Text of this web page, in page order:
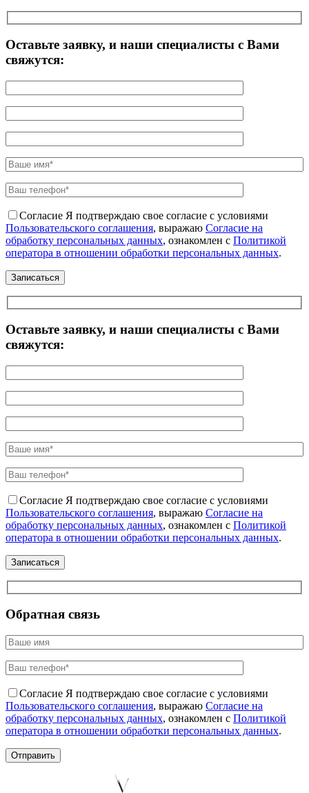
Оставьте заявку, и наши специалисты с Вами
свяжутся:
Согласие Я подтверждаю свое согласие с условиями
Пользовательского соглашения, выражаю Согласие на
обработку персональных данных, ознакомлен с Политикой
оператора в отношении обработки персональных данных.
Оставьте заявку, и наши специалисты с Вами
свяжутся:
Согласие Я подтверждаю свое согласие с условиями
Пользовательского соглашения, выражаю Согласие на
обработку персональных данных, ознакомлен с Политикой
оператора в отношении обработки персональных данных.
Обратная связь
Согласие Я подтверждаю свое согласие с условиями
Пользовательского соглашения, выражаю Согласие на
обработку персональных данных, ознакомлен с Политикой
оператора в отношении обработки персональных данных.